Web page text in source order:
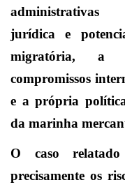
administrativas
jurídica e
migratória, a
compromissos
e a própria
da marinha
O caso relatado
precisamente os